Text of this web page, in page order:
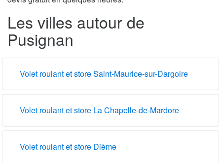
Les villes autour de
Pusignan
Volet roulant et store Saint-Maurice-sur-Dargoire
Volet roulant et store La Chapelle-de-Mardore
Volet roulant et store Dième